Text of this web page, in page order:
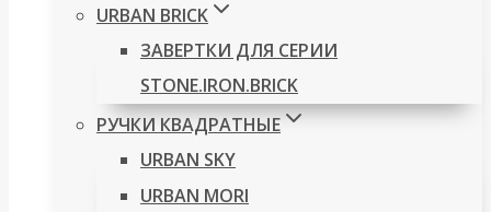
URBAN BRICK
ЗАВЕРТКИ ДЛЯ СЕРИИ
STONE.IRON.BRICK
РУЧКИ КВАДРАТНЫЕ
URBAN SKY
URBAN MORI